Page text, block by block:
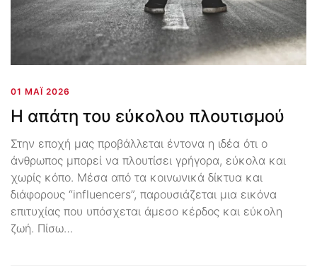
01 ΜΆΙ 2026
Η απάτη του εύκολου πλουτισμού
Στην εποχή μας προβάλλεται έντονα η ιδέα ότι ο
άνθρωπος μπορεί να πλουτίσει γρήγορα, εύκολα και
χωρίς κόπο. Μέσα από τα κοινωνικά δίκτυα και
διάφορους “influencers”, παρουσιάζεται μια εικόνα
επιτυχίας που υπόσχεται άμεσο κέρδος και εύκολη
ζωή. Πίσω…